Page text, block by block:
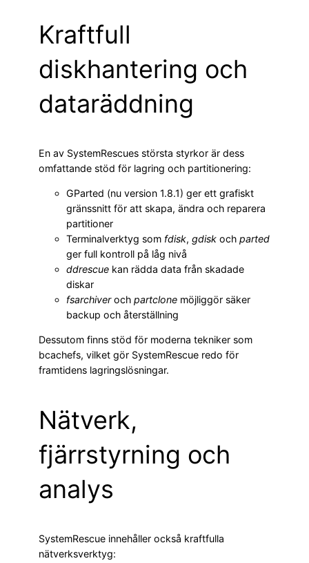
Kraftfull
diskhantering och
dataräddning
En av SystemRescues största styrkor är dess
omfattande stöd för lagring och partitionering:
GParted (nu version 1.8.1) ger ett grafiskt
gränssnitt för att skapa, ändra och reparera
partitioner
Terminalverktyg som fdisk, gdisk och parted
ger full kontroll på låg nivå
ddrescue kan rädda data från skadade
diskar
fsarchiveroch partclone möjliggör säker
backup och återställning
Dessutom finns stöd för moderna tekniker som
bcachefs, vilket gör SystemRescue redo för
framtidens lagringslösningar.
Nätverk,
fjärrstyrning och
analys
SystemRescue innehåller också kraftfulla
nätverksverktyg: